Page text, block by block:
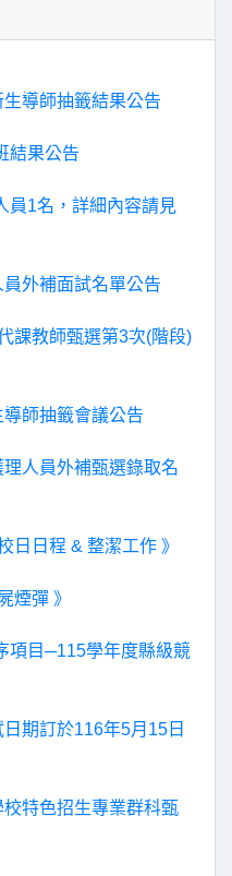
導師抽籤結果公告
結果公告
員1名，詳細內容請見
外補面試名單公告
課教師甄選第3次(階段)
師抽籤會議公告
人員外補甄選錄取名
日日程 & 整潔工作 》
煙彈 》
項目─115學年度縣級競
期訂於116年5月15日
校特色招生專業群科甄